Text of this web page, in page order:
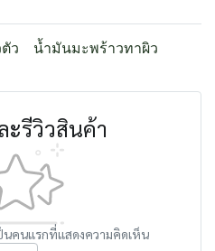
ว
น้ำมันมะพร้าวทาผิว
รีวิวสินค้า
นคนแรกที่แสดงความคิดเห็น